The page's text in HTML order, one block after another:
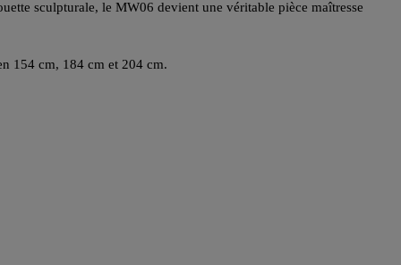
sculpturale, le MW06 devient une véritable pièce maîtresse
154 cm, 184 cm et 204 cm.